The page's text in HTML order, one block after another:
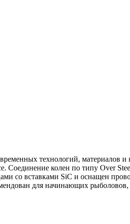
технологий, материалов
Соединение колен по типу Over
со вставками SiC и оснащен
для начинающих